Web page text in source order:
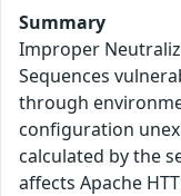
Summary
Improper
Sequences
through
configuration
calculated by the
affects Apache